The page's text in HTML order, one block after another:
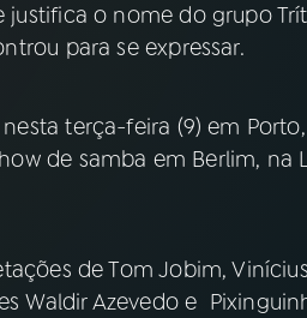
justifica o nome do grupo
para se expressar.
terça-feira (9) em
de samba em Berlim, na
de Tom Jobim,
Waldir Azevedo e